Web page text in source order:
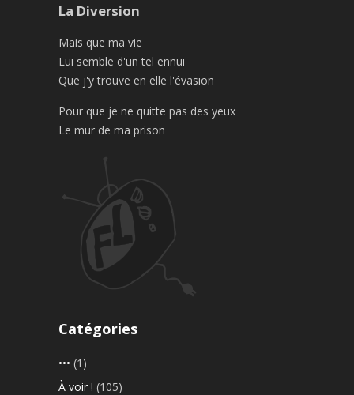
La Diversion
Mais que ma vie
Lui semble d'un tel ennui
Que j'y trouve en elle l'évasion
Pour que je ne quitte pas des yeux
Le mur de ma prison
Catégories
••• (1)
À voir ! (105)